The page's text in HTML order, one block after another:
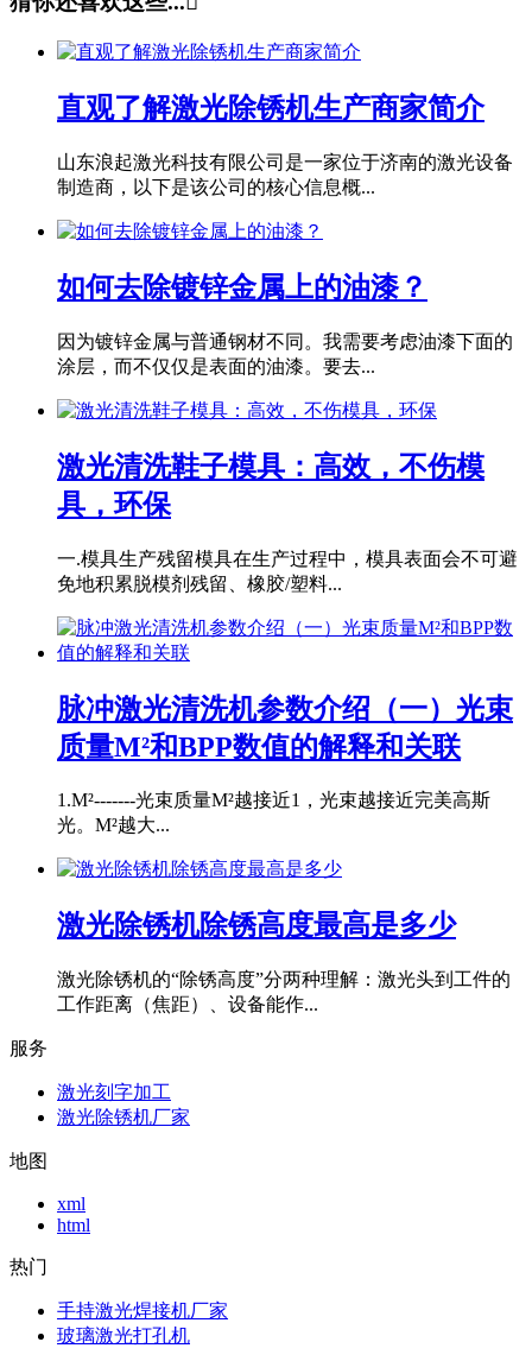
直观了解激光除锈机生产商家简介
山东浪起激光科技有限公司是一家位于济南的激光设备
制造商，以下是该公司的核心信息概...
如何去除镀锌金属上的油漆？
因为镀锌金属与普通钢材不同。我需要考虑油漆下面的
涂层，而不仅仅是表面的油漆。要去...
激光清洗鞋子模具：高效，不伤模
具，环保
一.模具生产残留模具在生产过程中，模具表面会不可避
免地积累脱模剂残留、橡胶/塑料...
脉冲激光清洗机参数介绍（一）光束
质量M²和BPP数值的解释和关联
1.M²-------光束质量M²越接近1，光束越接近完美高斯
光。M²越大...
激光除锈机除锈高度最高是多少
激光除锈机的“除锈高度”分两种理解：激光头到工件的
工作距离（焦距）、设备能作...
服务
激光刻字加工
激光除锈机厂家
地图
xml
html
热门
手持激光焊接机厂家
玻璃激光打孔机